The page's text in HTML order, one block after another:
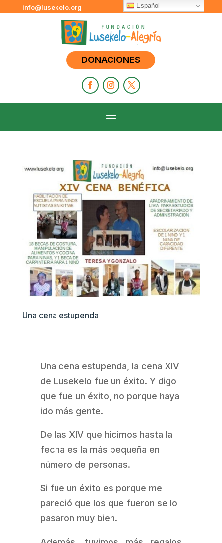
info@lusekelo.org
DONACIONES
Una cena estupenda
Una cena estupenda, la cena XIV
de Lusekelo fue un éxito. Y digo
que fue un éxito, no porque haya
ido más gente.
De las XIV que hicimos hasta la
fecha es la más pequeña en
número de personas.
Si fue un éxito es porque me
pareció que los que fueron se lo
pasaron muy bien.
Español